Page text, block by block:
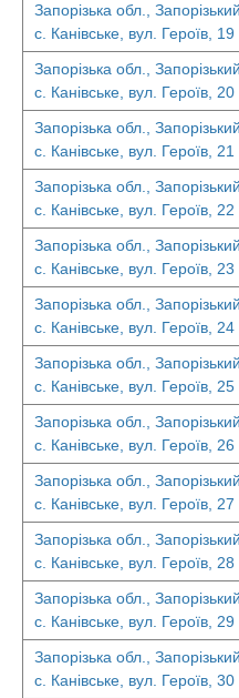
Запорізька обл.,
с. Канівське, вул. Героїв, 19
Запорізька обл.,
с. Канівське, вул. Героїв, 20
Запорізька обл.,
с. Канівське, вул. Героїв, 21
Запорізька обл.,
с. Канівське, вул. Героїв, 22
Запорізька обл.,
с. Канівське, вул. Героїв, 23
Запорізька обл.,
с. Канівське, вул. Героїв, 24
Запорізька обл.,
с. Канівське, вул. Героїв, 25
Запорізька обл.,
с. Канівське, вул. Героїв, 26
Запорізька обл.,
с. Канівське, вул. Героїв, 27
Запорізька обл.,
с. Канівське, вул. Героїв, 28
Запорізька обл.,
с. Канівське, вул. Героїв, 29
Запорізька обл.,
с. Канівське, вул. Героїв, 30